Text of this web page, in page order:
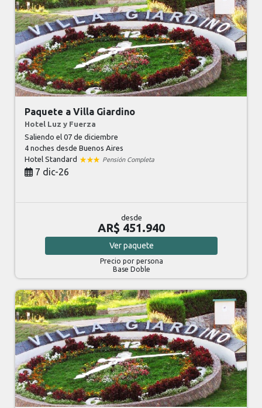
Paquete a Villa Giardino
Hotel Luz y Fuerza
Saliendo el 07 de diciembre
4 nochesdesde Buenos Aires
Hotel Standard
Pensión Completa
7 dic-26
desde
AR$ 451.940
Verpaquete
Precio por persona
Base Doble